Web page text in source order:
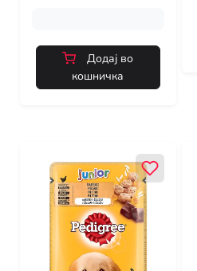
Додај во
кошничка